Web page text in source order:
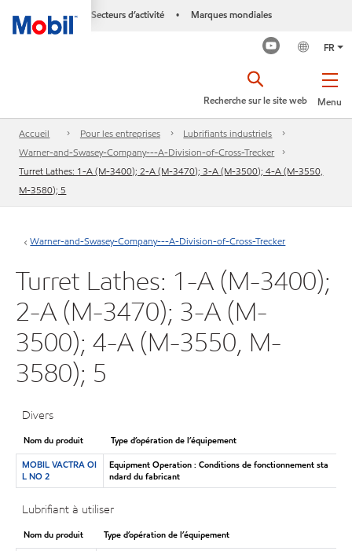
Secteurs d’activité • Marques mondiales
FR
Menu
Recherche sur le site web
Accueil Pour les entreprises
Lubrifiants industriels
Warner-and-Swasey-Company---A-Division-of-Cross-Trecker
Turret Lathes: 1-A (M-3400); 2-A (M-3470); 3-A (M-3500); 4-A (M-3550,
M-3580); 5
Warner-and-Swasey-Company---A-Division-of-Cross-Trecker
Turret Lathes: 1-A (M-3400);
2-A (M-3470); 3-A (M-
3500); 4-A (M-3550, M-
3580); 5
Divers
Nom du produit
Type d’opération de l’équipement
MOBIL VACTRA OI
L NO 2
Equipment Operation : Conditions de fonctionnement sta
ndard du fabricant
Lubrifiant à utiliser
Nom du produit
Type d’opération de l’équipement